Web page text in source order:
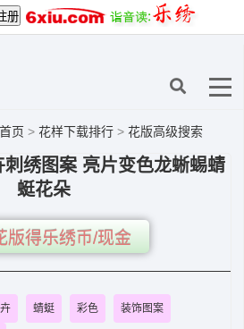
首页 > 花样下载排行 > 花版高级搜索
绣图案 亮片变色龙蜥蜴蜻
蜓花朵
版得乐绣币/现金
蜻蜓 彩色 装饰图案